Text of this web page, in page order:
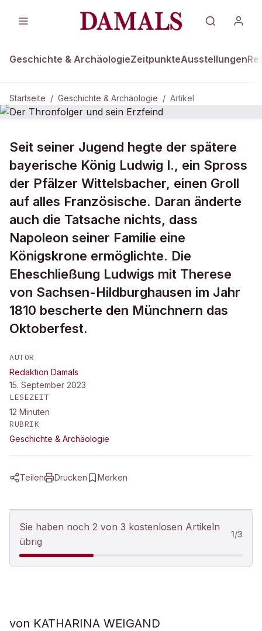
Geschichte & ArchäologieZeitpunkteAusstellungen
Startseite / Geschichte & Archäologie / Artikel
DAMALS Plus GESCHICHTE & ARCHÄOLOGIE
Der Thronfolger und sein Erzfeind
Seit seiner Jugend hegte der spätere
bayerische König Ludwig I., ein Spross
der Pfälzer Wittelsbacher, einen Groll
auf alles Französische. Daran änderte
auch die Tatsache nichts, dass
Napoleon seiner Familie eine
Königskrone ermöglichte. Die
Eheschließung Ludwigs mit Therese
von Sachsen-Hildburghausen im Jahr
1810 bescherte den Münchnern das
Oktoberfest.
AUTOR
Redaktion Damals
15. September 2023
LESEZEIT
12 Minuten
RUBRIK
Geschichte & Archäologie
Teilen Drucken Merken
Sie haben noch 2 von 3 kostenlosen Artikeln
übrig
1/3
von KATHARINA WEIGAND